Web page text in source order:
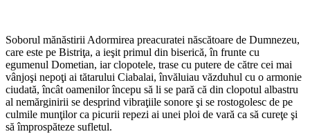
Soborul mănăstirii Adormirea preacuratei născătoare de Dumnezeu,
care este pe Bistriţa, a ieşit primul din biserică, în frunte cu
egumenul Dometian, iar clopotele, trase cu putere de către cei mai
vânjoşi nepoţi ai tătarului Ciabalai, învăluiau văzduhul cu o armonie
ciudată, încât oamenilor începu să li se pară că din clopotul albastru
al nemărginirii se desprind vibraţiile sonore şi se rostogolesc de pe
culmile munţilor ca picurii repezi ai unei ploi de vară ca să cureţe şi
să împrospăteze sufletul.